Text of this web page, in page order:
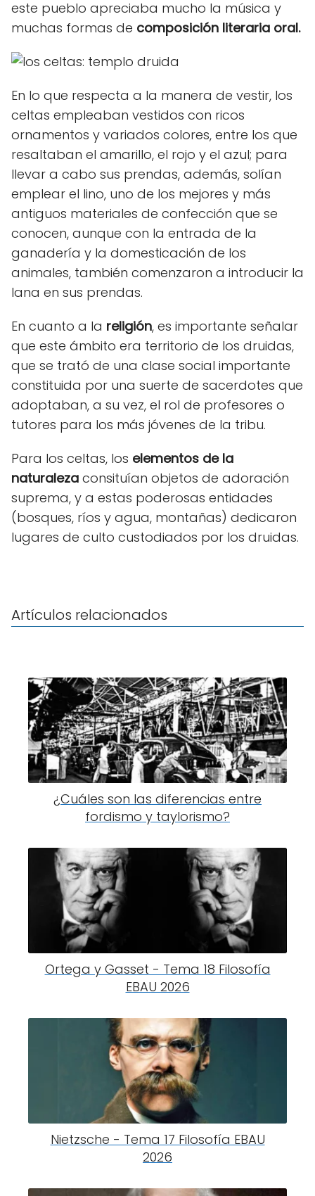
este pueblo apreciaba mucho la música y
muchas formas de composición literaria oral.
En lo que respecta a la manera de vestir, los
celtas empleaban vestidos con ricos
ornamentos y variados colores, entre los que
resaltaban el amarillo, el rojo y el azul; para
llevar a cabo sus prendas, además, solían
emplear el lino, uno de los mejores y más
antiguos materiales de confección que se
conocen, aunque con la entrada de la
ganadería y la domesticación de los
animales, también comenzaron a introducir la
lana en sus prendas.
En cuanto a la religión, es importante señalar
que este ámbito era territorio de los druidas,
que se trató de una clase social importante
constituida por una suerte de sacerdotes que
adoptaban, a su vez, el rol de profesores o
tutores para los más jóvenes de la tribu.
Para los celtas, los elementos de la
naturaleza consituían objetos de adoración
suprema, y a estas poderosas entidades
(bosques, ríos y agua, montañas) dedicaron
lugares de culto custodiados por los druidas.
Artículos relacionados
¿Cuáles son las diferencias entre
fordismo y taylorismo?
Ortega y Gasset - Tema 18 Filosofía
EBAU 2026
Nietzsche - Tema 17 Filosofía EBAU
2026